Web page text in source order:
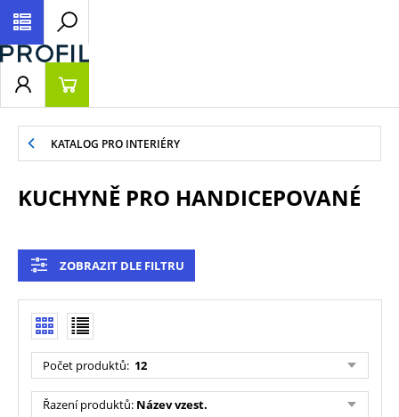
KATALOG PRO INTERIÉRY
KUCHYNĚ PRO HANDICEPOVANÉ
ZOBRAZIT DLE FILTRU
Počet produktů: 12
Řazení produktů: Název vzest.